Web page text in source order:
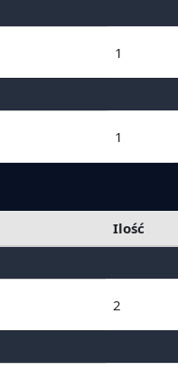
1
1
Ilość
2